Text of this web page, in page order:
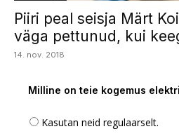
Piiri peal seisja Märt
väga pettunud, kui
14. nov. 2018
Milline on teie kogemus
Kasutan neid regulaarselt.